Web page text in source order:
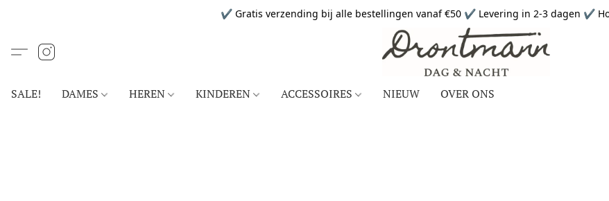
✔ Gratis verzending bij alle bestellingen vanaf €50 ✔ Levering in 2-3 dagen ✔
SALE! DAMES HEREN KINDEREN ACCESSOIRES NIEUW OVER ONS